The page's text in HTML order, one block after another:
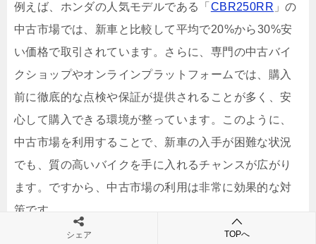
例えば、ホンダの人気モデルである「 CBR250RR 」の
中古市場では、新車と比較して平均で20%から30%安
い価格で取引されています。さらに、専門の中古バイ
クショップやオンラインプラットフォームでは、購入
前に徹底的な点検や保証が提供されることが多く、安
心して購入できる環境が整っています。このように、
中古市場を利用することで、新車の入手が困難な状況
でも、質の高いバイクを手に入れるチャンスが広がり
ます。ですから、中古市場の利用は非常に効果的な対
策です。
シェア TOPへ